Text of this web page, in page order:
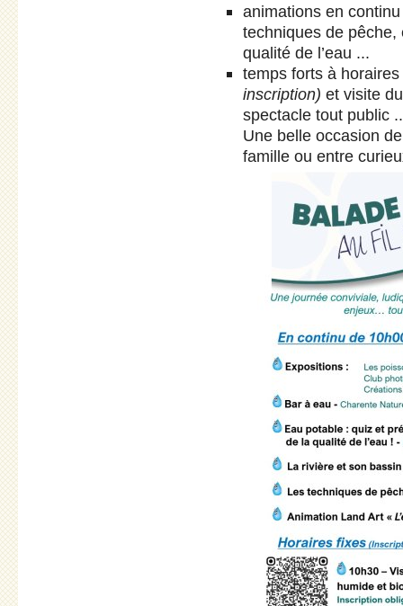
animations en
techniques de
qualité de l’eau ...
temps forts à
inscription) et visite
spectacle tout public
Une belle occasion
famille ou entre